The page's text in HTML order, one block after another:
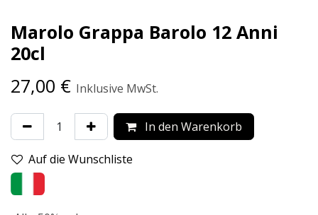
Marolo Grappa Barolo 12 Anni
20cl
27,00 € Inklusive MwSt.
In den Warenkorb
Auf die Wunschliste